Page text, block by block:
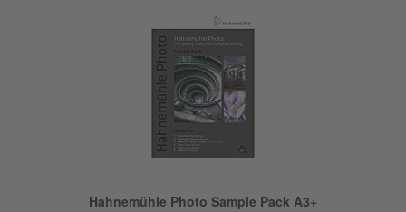
Hahnemühle Photo Sample Pack A3+